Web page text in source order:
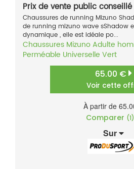
Prix de vente public
Chaussures de running Mizuno
de running mizuno wave sShadow
dynamique , elle est idéale po...
Chaussures MizunoAdulte
Perméable Universelle Vert
65.00 €
Voir cette
À partir de
Comparer (1)
Sur